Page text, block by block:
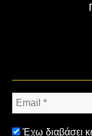
Email
*
Έχω διαβάσει